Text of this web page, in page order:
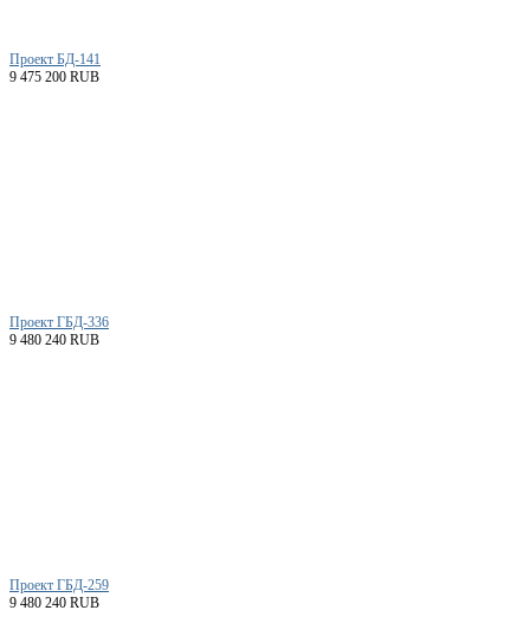
Проект БД-141
9 475 200 RUB
Проект ГБД-336
9 480 240 RUB
Проект ГБД-259
9 480 240 RUB